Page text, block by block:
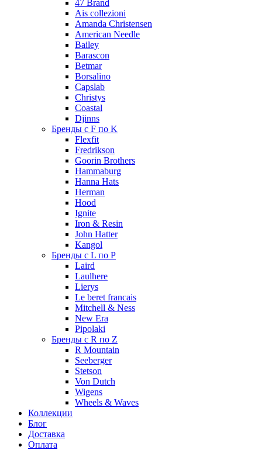
47 Brand
Ais collezioni
Amanda Christensen
American Needle
Bailey
Barascon
Betmar
Borsalino
Capslab
Christys
Coastal
Djinns
Бренды с F по K
Flexfit
Fredrikson
Goorin Brothers
Hammaburg
Hanna Hats
Herman
Hood
Ignite
Iron & Resin
John Hatter
Kangol
Бренды с L по P
Laird
Laulhere
Lierys
Le beret francais
Mitchell & Ness
New Era
Pipolaki
Бренды с R по Z
R Mountain
Seeberger
Stetson
Von Dutch
Wigens
Wheels & Waves
Коллекции
Блог
Доставка
Оплата